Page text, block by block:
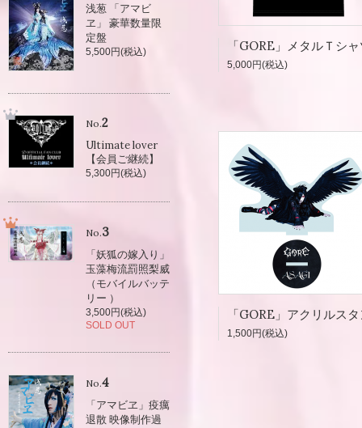
「GORE」メタルＴシ
5,000円(税込)
1,500円(税込)
浅葱 「アマビ
ヱ」 豪華数量限
定盤
5,500円(税込)
No.2
Ultimate lover
【会員ご継続】
5,300円(税込)
No.3
「妖狐の嫁入り」
玉藻梅流罰照梨威
（モバイルバッテ
リー ）
3,500円(税込)
SOLD OUT
No.4
「アマビヱ」疫癘
退散 映像制作過